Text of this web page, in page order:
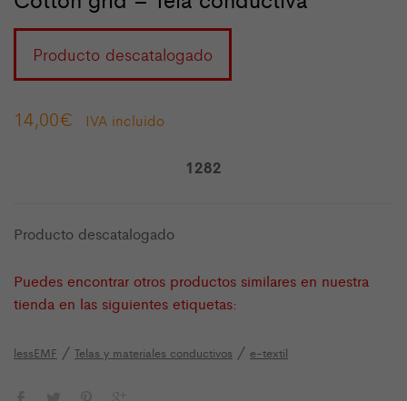
14,00€ IVA incluido
1282
Producto descatalogado
Puedes encontrar otros productos similares en nuestra
tienda en las siguientes etiquetas:
lessEMF / Telas y materiales conductivos / e-textil
Producto descatalogado